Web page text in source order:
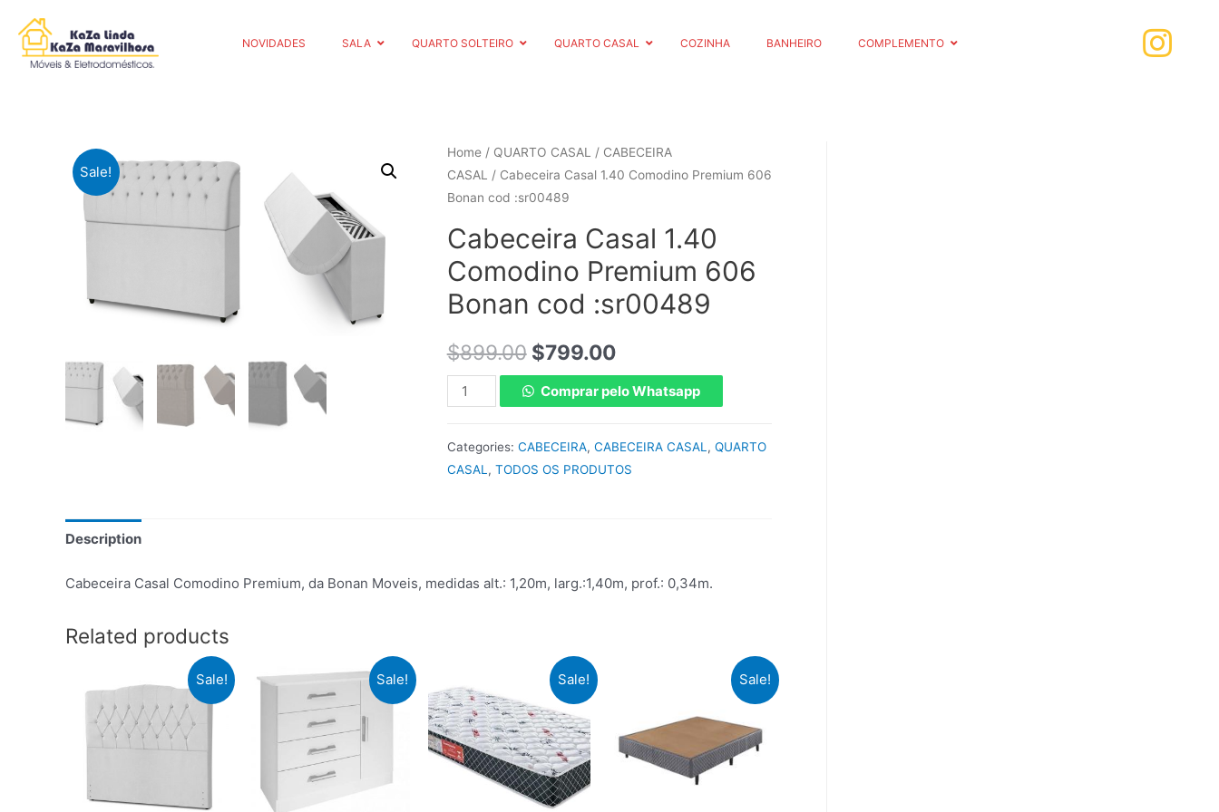
NOVIDADES SALA QUARTO SOLTEIRO QUARTO CASAL COZINHA BANHEIRO COMPLEMENTO
Sale!
Home/ QUARTO CASAL / CABECEIRA
CASAL / Cabeceira Casal 1.40 Comodino Premium 606
Bonan cod :sr00489
Cabeceira Casal 1.40
Comodino Premium 606
Bonan cod :sr00489
$899.00 $799.00
Comprar pelo Whatsapp
Categories: CABECEIRA, CABECEIRA CASAL, QUARTO
CASAL, TODOS OS PRODUTOS
Description
Cabeceira Casal Comodino Premium, da Bonan Moveis, medidas alt.: 1,20m, larg.:1,40m, prof.: 0,34m.
Related products
Sale! Sale! Sale! Sale!